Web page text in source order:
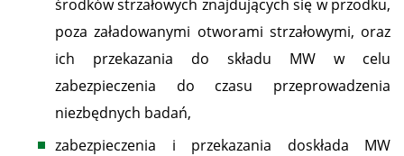
środków strzałowych znajdujących się w przodku,
poza załadowanymi otworami strzałowymi, oraz
ich przekazania do składu MW w celu
zabezpieczenia do czasu przeprowadzenia
niezbędnych badań,
zabezpieczenia i przekazania doskłada MW